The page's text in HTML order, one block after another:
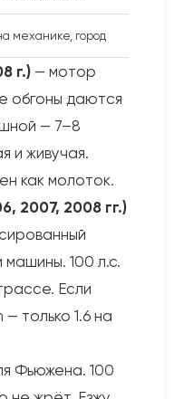
механике, город
г.) — мотор
обгоны даются
— 7–8
и живучая.
как молоток.
2007, 2008 гг.)
машины. 100 л.с.
Если
только 1.6 на
Фьюжена. 100